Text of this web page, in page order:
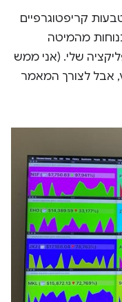
קריפטוגרפיים
מהמיטה
שלי. (אני ממש
אבל לצורך המאמר